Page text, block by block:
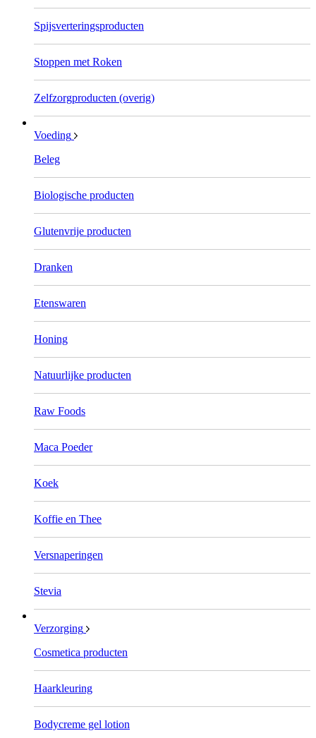
Spijsverteringsproducten
Stoppen met Roken
Zelfzorgproducten (overig)
Voeding
Beleg
Biologische producten
Glutenvrije producten
Dranken
Etenswaren
Honing
Natuurlijke producten
Raw Foods
Maca Poeder
Koek
Koffie en Thee
Versnaperingen
Stevia
Verzorging
Cosmetica producten
Haarkleuring
Bodycreme gel lotion